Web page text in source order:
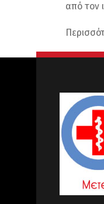
από τον